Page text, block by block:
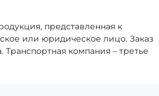
представленная к
или юридическое лицо. Заказ
компания – третье